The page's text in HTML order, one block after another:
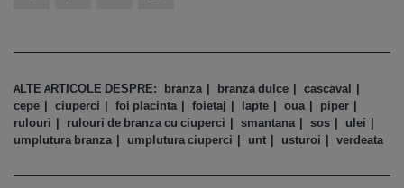
ALTE ARTICOLE DESPRE: branza branza dulce
cascaval
cepe
ciuperci foi placinta foietaj lapte oua
piper
rulouri
rulouri de branza cu ciuperci smantana sos
ulei
umplutura branza
umplutura ciuperci unt usturoi verdeata